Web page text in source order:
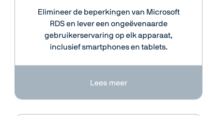
Elimineer de beperkingen van Microsoft
RDS en lever een ongeëvenaarde
gebruikerservaring op elk apparaat,
inclusief smartphones en tablets.
Lees meer